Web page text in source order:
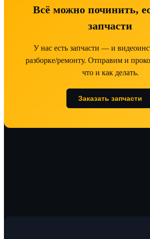
Всё можно починить,
запчасти
У нас есть запчасти — и
разборке/ремонту. Отправим и
что и как делать.
Заказать запчасти